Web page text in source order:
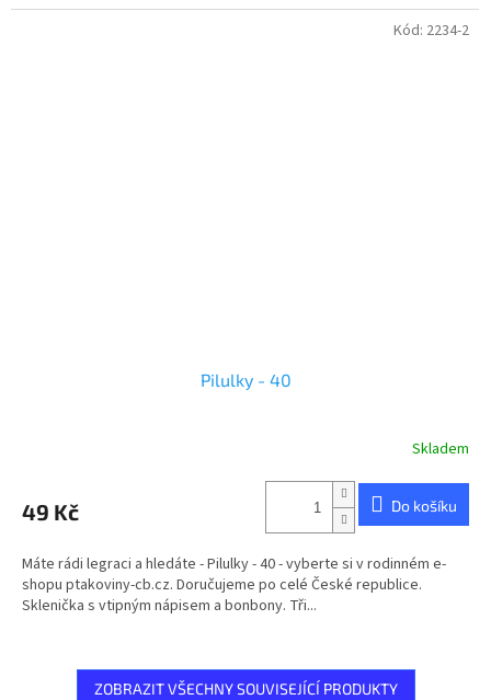
Pilulky - 40
je
z
5
hvězdiček.
Skladem
49 Kč Do košíku
Máte rádi legraci a hledáte - Pilulky - 40 - vyberte si v rodinném e-
shopu ptakoviny-cb.cz. Doručujeme po celé České republice.
Sklenička s vtipným nápisem a bonbony. Tři...
Kód: 2234-2
ZOBRAZIT VŠECHNY SOUVISEJÍCÍ PRODUKTY